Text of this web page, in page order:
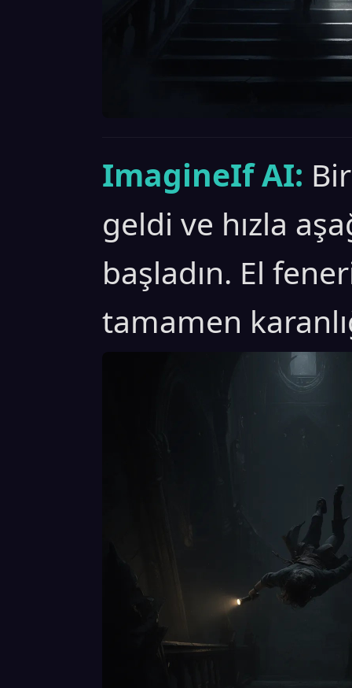
ImagineIf AI:
geldi ve hızla
başladın. El
tamamen